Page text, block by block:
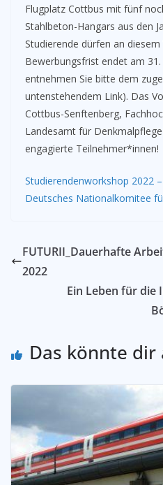
Flugplatz Cottbus mit fünf
Stahlbeton-Hangars aus den
Studierende dürfen an
Bewerbungsfrist endet am
entnehmen Sie bitte dem
untenstehendem Link). Das
Cottbus-Senftenberg,
Landesamt für
engagierte Teilnehmer*innen!
Studierendenworkshop 2022
Deutsches Nationalkomitee
FUTURII_Dauerhafte
2022
Ein Leben für
Das könnte dir